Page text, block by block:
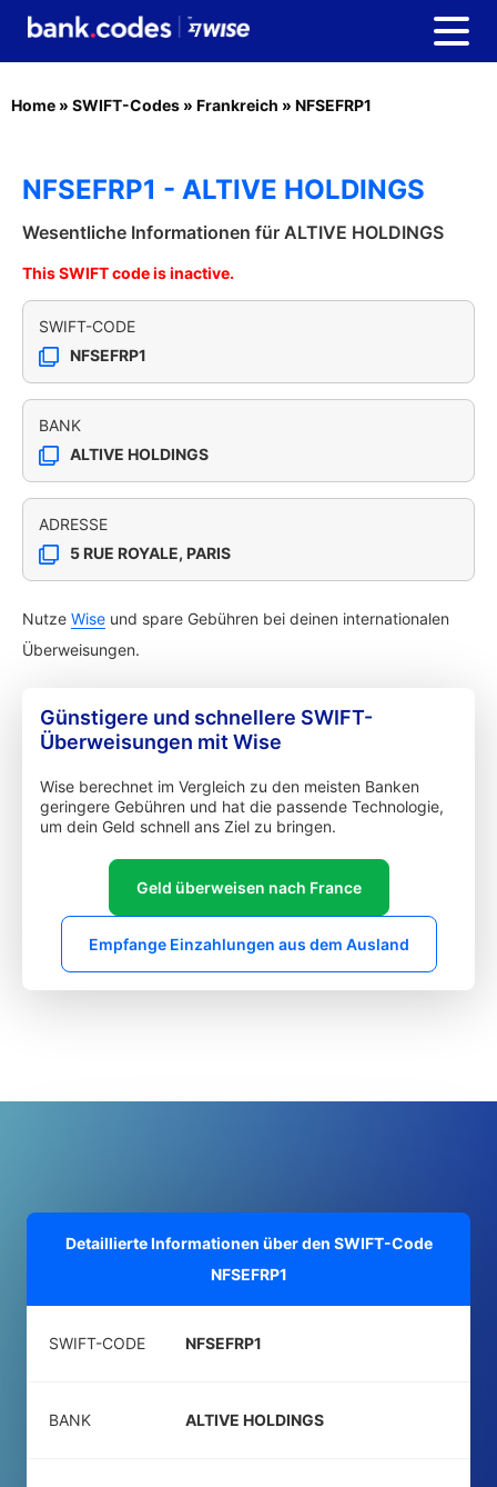
Home » SWIFT-Codes » Frankreich » NFSEFRP1
NFSEFRP1 - ALTIVE HOLDINGS
Wesentliche Informationen für ALTIVE HOLDINGS
This SWIFT code is inactive.
SWIFT-CODE
NFSEFRP1
BANK
ALTIVE HOLDINGS
ADRESSE
5 RUE ROYALE, PARIS
Nutze Wise und spare Gebühren bei deinen internationalen
Überweisungen.
Günstigere und schnellere SWIFT-
Überweisungen mit Wise
Wise berechnet im Vergleich zu den meisten Banken
geringere Gebühren und hat die passende Technologie,
um dein Geld schnell ans Ziel zu bringen.
Geld überweisen nach France
Empfange Einzahlungen aus dem Ausland
Detaillierte Informationen über den SWIFT-Code
NFSEFRP1
SWIFT-CODE NFSEFRP1
BANK ALTIVE HOLDINGS